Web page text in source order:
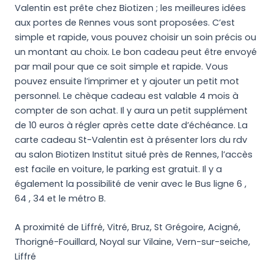
Valentin est prête chez Biotizen ; les meilleures idées
aux portes de Rennes vous sont proposées. C’est
simple et rapide, vous pouvez choisir un soin précis ou
un montant au choix. Le bon cadeau peut être envoyé
par mail pour que ce soit simple et rapide. Vous
pouvez ensuite l’imprimer et y ajouter un petit mot
personnel. Le chèque cadeau est valable 4 mois à
compter de son achat. Il y aura un petit supplément
de 10 euros à régler après cette date d’échéance. La
carte cadeau St-Valentin est à présenter lors du rdv
au salon Biotizen Institut situé près de Rennes, l’accès
est facile en voiture, le parking est gratuit. Il y a
également la possibilité de venir avec le Bus ligne 6 ,
64 , 34 et le métro B.
A proximité de Liffré, Vitré, Bruz, St Grégoire, Acigné,
Thorigné-Fouillard, Noyal sur Vilaine, Vern-sur-seiche,
Liffré